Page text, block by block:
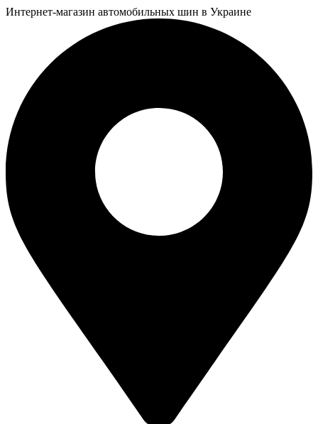
Интернет-магазин автомобильных шин в Украине